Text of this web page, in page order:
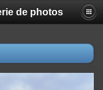
de photos